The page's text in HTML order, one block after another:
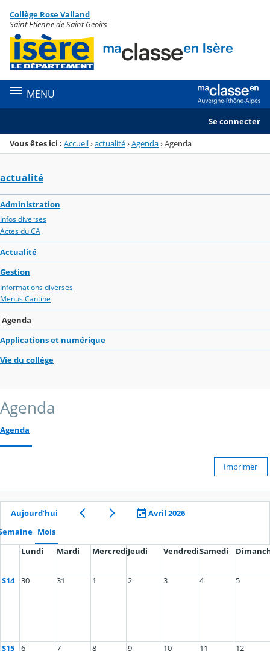
Menu de la rubrique
Contenu
Collège Rose Valland
Saint Etienne de Saint Geoirs
MENU
Se connecter
Vous êtes ici : Accueil›actualité›Agenda›Agenda
actualité
Administration
Infos diverses
Actes du CA
Actualité
Gestion
Informations diverses
Menus Cantine
Agenda
Applications et numérique
Vie du collège
Agenda
Agenda
Imprimer
Aujourd’hui
Avril 2026
Mois
Lundi
Mardi MercrediJeudi VendrediSamedi
S14 30 31 1 2 3 4 5
S15 6 7 8 9 10 11 12